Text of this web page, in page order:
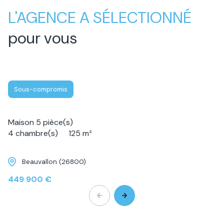
L'AGENCE A SÉLECTIONNÉ
pour vous
Sous-compromis
Maison 5 pièce(s)
4 chambre(s)
125 m²
Beauvallon (26800)
449 900 €